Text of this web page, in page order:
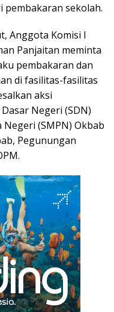
pembakaran sekolah.
Anggota Komisi I
Panjaitan meminta
pembakaran dan
di fasilitas-fasilitas
aksi
Negeri (SDN)
(SMPN) Okbab
Pegunungan